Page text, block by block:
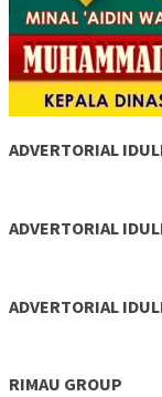
ADVERTORIAL
ADVERTORIAL
ADVERTORIAL
RIMAU GROUP